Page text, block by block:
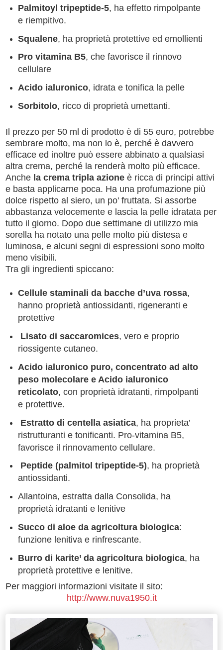
Palmitoyl tripeptide-5, ha effetto rimpolpante
e riempitivo.
Squalene, ha proprietà protettive ed emollienti
Pro vitamina B5, che favorisce il rinnovo
cellulare
Acido ialuronico, idrata e tonifica la pelle
Sorbitolo, ricco di proprietà umettanti.
Il prezzo per 50 ml di prodotto è di 55 euro, potrebbe
sembrare molto, ma non lo è, perché è davvero
efficace ed inoltre può essere abbinato a qualsiasi
altra crema, perché la renderà molto più efficace.
Anche la crema tripla azione è ricca di principi attivi
e basta applicarne poca. Ha una profumazione più
dolce rispetto al siero, un po' fruttata. Si assorbe
abbastanza velocemente e lascia la pelle idratata per
tutto il giorno. Dopo due settimane di utilizzo mia
sorella ha notato una pelle molto più distesa e
luminosa, e alcuni segni di espressioni sono molto
meno visibili.
Tra gli ingredienti spiccano:
Cellule staminali da bacche d’uva rossa,
hanno proprietà antiossidanti, rigeneranti e
protettive
Lisato di saccaromices, vero e proprio
riossigente cutaneo.
Acido ialuronico puro, concentrato ad alto
peso molecolare e Acido ialuronico
reticolato, con proprietà idratanti, rimpolpanti
e protettive.
Estratto di centella asiatica, ha proprieta’
ristrutturanti e tonificanti. Pro-vitamina B5,
favorisce il rinnovamento cellulare.
Peptide (palmitol tripeptide-5), ha proprietà
antiossidanti.
Allantoina, estratta dalla Consolida, ha
proprietà idratanti e lenitive
Succo di aloe da agricoltura biologica:
funzione lenitiva e rinfrescante.
Burro di karite’ da agricoltura biologica, ha
proprietà protettive e lenitive.
Per maggiori informazioni visitate il sito:
http://www.nuva1950.it